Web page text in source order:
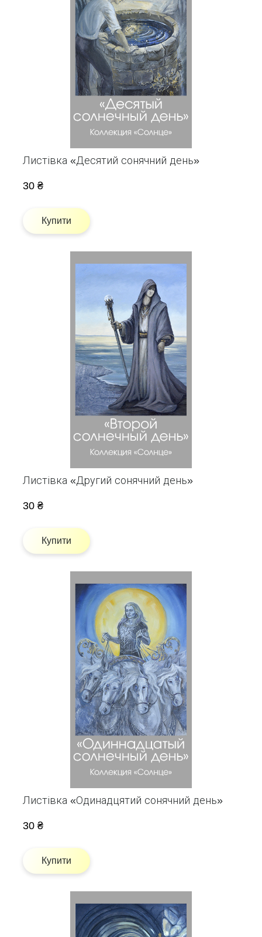
Листівка «Десятий сонячний день»
30 ₴
Купити
Листівка «Другий сонячний день»
30 ₴
Купити
Листівка «Одинадцятий сонячний день»
30 ₴
Купити